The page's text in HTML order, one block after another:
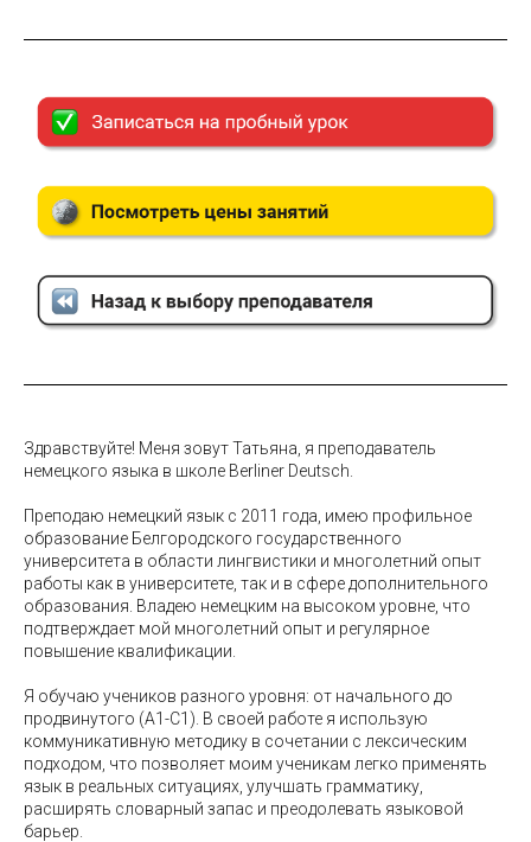
Здравствуйте! Меня зовут Татьяна, я преподаватель
немецкого языка в школе Berliner Deutsch.
Преподаю немецкий язык с 2011 года, имею профильное
образование Белгородского государственного
университета в области лингвистики и многолетний опыт
работы как в университете, так и в сфере дополнительного
образования. Владею немецким на высоком уровне, что
подтверждает мой многолетний опыт и регулярное
повышение квалификации.
Я обучаю учеников разного уровня: от начального до
продвинутого (A1-C1). В своей работе я использую
коммуникативную методику в сочетании с лексическим
подходом, что позволяет моим ученикам легко применять
язык в реальных ситуациях, улучшать грамматику,
расширять словарный запас и преодолевать языковой
барьер.